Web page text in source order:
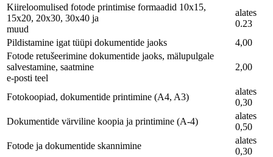
Kiireloomulised fotode printimise formaadid 10x15,
15x20, 20x30, 30x40 ja
muud
alates
0.23
Pildistamine igat tüüpi dokumentide jaoks
4,00
Fotode retušeerimine dokumentide jaoks, mälupulgale
salvestamine, saatmine
e-posti teel
2,00
Fotokoopiad, dokumentide printimine (A4, A3)
alates
0,30
Dokumentide värviline koopia ja printimine (A-4)
alates
0,50
Fotode ja dokumentide skannimine
alates
0,30